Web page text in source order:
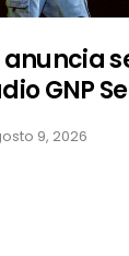
GNP
9, 2026